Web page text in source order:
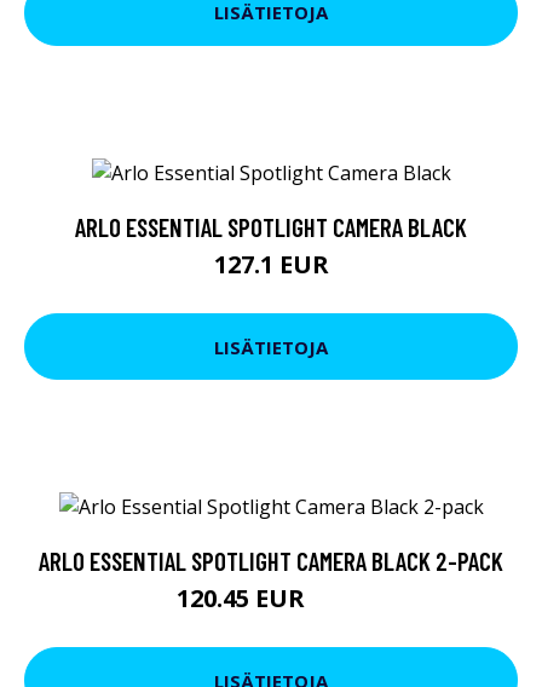
LISÄTIETOJA
ARLO ESSENTIAL SPOTLIGHT CAMERA BLACK
127.1 EUR
LISÄTIETOJA
ARLO ESSENTIAL SPOTLIGHT CAMERA BLACK 2-PACK
120.45 EUR
LISÄTIETOJA